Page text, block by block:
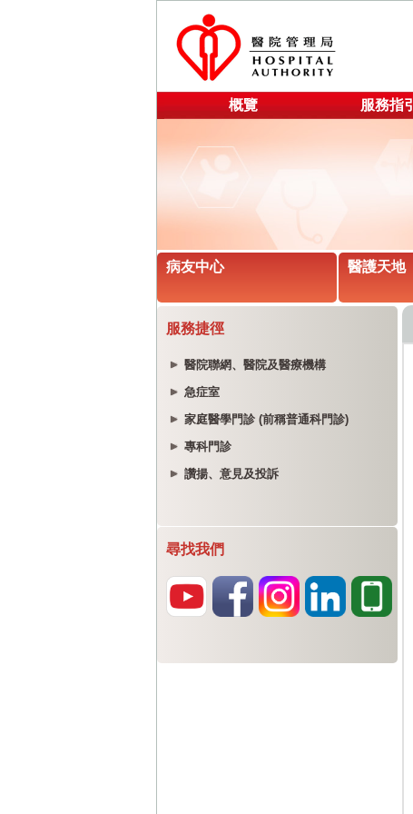
概覽 服務指引
病友中心 醫護天地
服務捷徑
醫院聯網、醫院及醫療機構
急症室
家庭醫學門診 (前稱普通科門診)
專科門診
讚揚、意見及投訴
尋找我們